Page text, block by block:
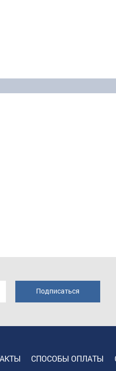
СПОСОБЫ ОПЛАТЫ